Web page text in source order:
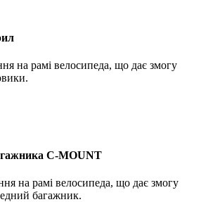
на рамі велосипеда, що дає змогу
C-MOUNT
на рамі велосипеда, що дає змогу
багажник.